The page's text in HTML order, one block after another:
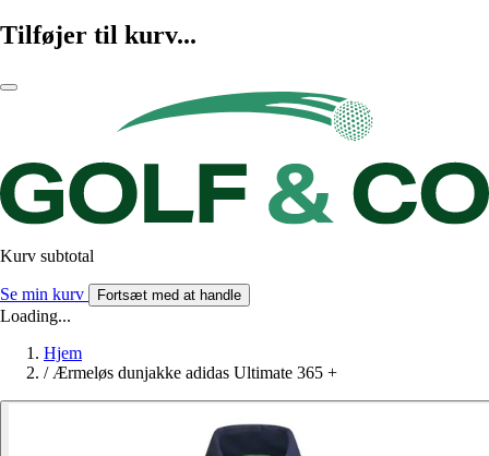
Tilføjer til kurv...
Kurv subtotal
Se min kurv Fortsæt med at handle
Loading...
Hjem
/ Ærmeløs dunjakke adidas Ultimate 365 +